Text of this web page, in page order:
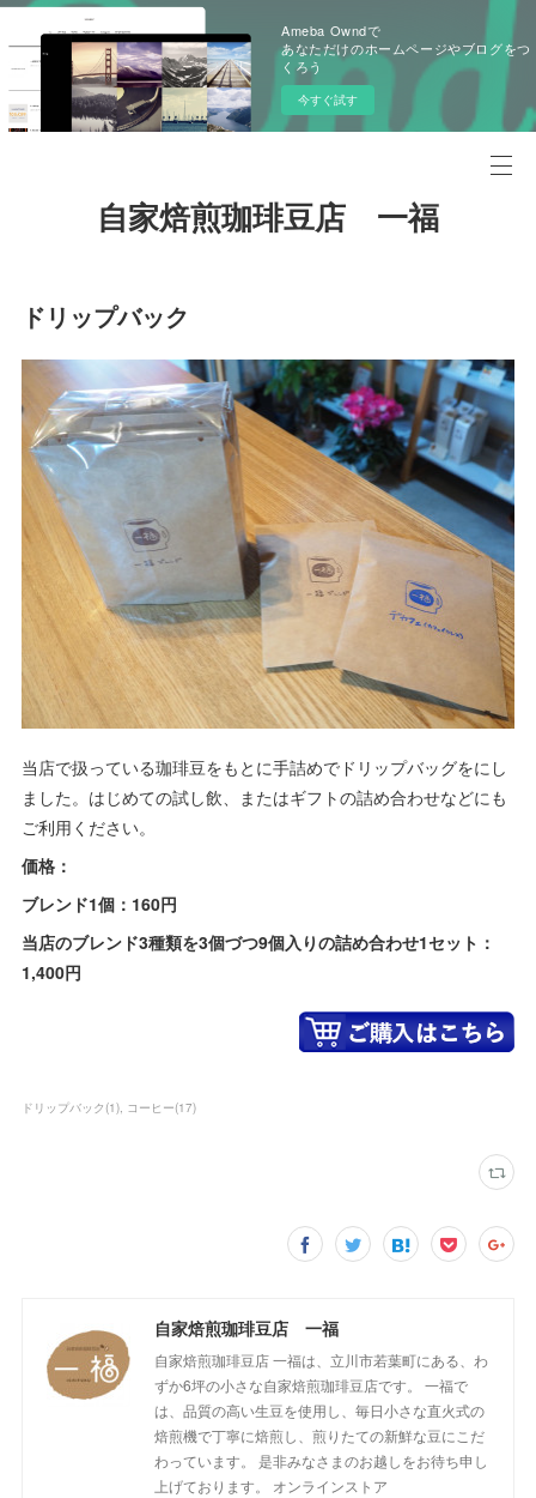
Ameba Owndで
あなただけのホームページやブログをつ
くろう
今すぐ試す
自家焙煎珈琲豆店 一福
ドリップバック
当店で扱っている珈琲豆をもとに手詰めでドリップバッグをにし
ました。はじめての試し飲、またはギフトの詰め合わせなどにも
ご利用ください。
価格：
ブレンド1個：160円
当店のブレンド3種類を3個づつ9個入りの詰め合わせ1セット：
1,400円
ドリップバック (1) コーヒー(17)
自家焙煎珈琲豆店 一福
自家焙煎珈琲豆店 一福は、立川市若葉町にある、わ
ずか6坪の小さな自家焙煎珈琲豆店です。 一福で
は、品質の高い生豆を使用し、毎日小さな直火式の
焙煎機で丁寧に焙煎し、煎りたての新鮮な豆にこだ
わっています。 是非みなさまのお越しをお待ち申し
上げております。 オンラインストア